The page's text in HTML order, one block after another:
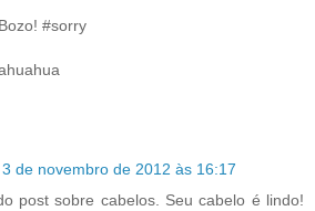
#sorry
3 de novembro de 2012 às 16:17
post sobre cabelos. Seu cabelo é lindo!